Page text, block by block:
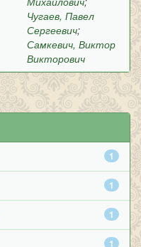
Чугаев, Павел
Сергеевич;
Самкевич, Виктор
Викторович
1
1
1
1